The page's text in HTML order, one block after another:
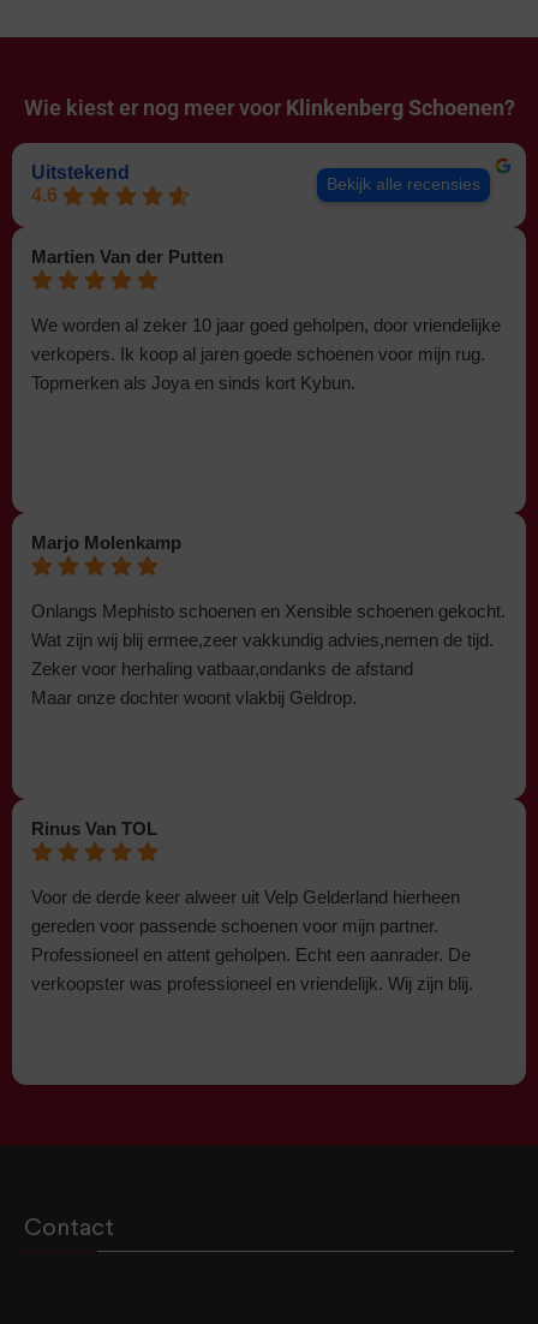
Wie kiest er nog meer voor Klinkenberg Schoenen?
Uitstekend
4.6
Bekijk alle recensies
Martien Van der Putten
We worden al zeker 10 jaar goed geholpen, door vriendelijke
verkopers. Ik koop al jaren goede schoenen voor mijn rug.
Topmerken als Joya en sinds kort Kybun.
Marjo Molenkamp
Onlangs Mephisto schoenen en Xensible schoenen gekocht.
Wat zijn wij blij ermee,zeer vakkundig advies,nemen de tijd.
Zeker voor herhaling vatbaar,ondanks de afstand
Maar onze dochter woont vlakbij Geldrop.
Rinus Van TOL
Voor de derde keer alweer uit Velp Gelderland hierheen
gereden voor passende schoenen voor mijn partner.
Professioneel en attent geholpen. Echt een aanrader. De
verkoopster was professioneel en vriendelijk. Wij zijn blij.
Contact